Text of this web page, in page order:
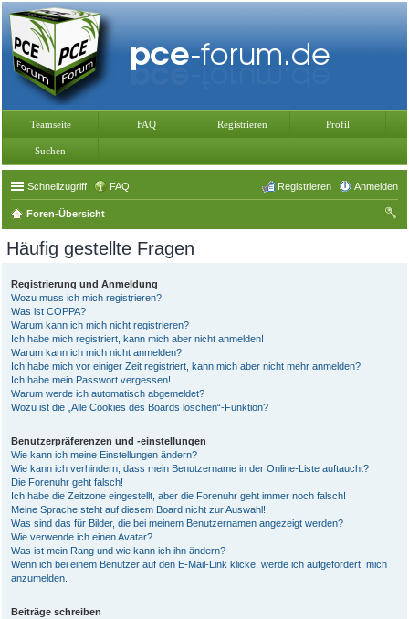
Teamseite FAQ Registrieren Profil
Suchen
Schnellzugriff FAQ Anmelden
Registrieren
Foren-Übersicht
Häufig gestellte Fragen
Registrierung und Anmeldung
Wozu muss ich mich registrieren?
Was ist COPPA?
Warum kann ich mich nicht registrieren?
Ich habe mich registriert, kann mich aber nicht anmelden!
Warum kann ich mich nicht anmelden?
Ich habe mich vor einiger Zeit registriert, kann mich aber nicht mehr anmelden?!
Ich habe mein Passwort vergessen!
Warum werde ich automatisch abgemeldet?
Wozu ist die „Alle Cookies des Boards löschen“-Funktion?
Benutzerpräferenzen und -einstellungen
Wie kann ich meine Einstellungen ändern?
Wie kann ich verhindern, dass mein Benutzername in der Online-Liste auftaucht?
Die Forenuhr geht falsch!
Ich habe die Zeitzone eingestellt, aber die Forenuhr geht immer noch falsch!
Meine Sprache steht auf diesem Board nicht zur Auswahl!
Was sind das für Bilder, die bei meinem Benutzernamen angezeigt werden?
Wie verwende ich einen Avatar?
Was ist mein Rang und wie kann ich ihn ändern?
Wenn ich bei einem Benutzer auf den E-Mail-Link klicke, werde ich aufgefordert, mich
anzumelden.
Beiträge schreiben